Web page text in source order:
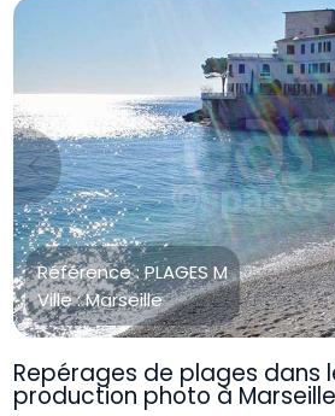
Previous
Référence :PLAGES M
Ville :Marseille
Repérages de plages dans
production photo à